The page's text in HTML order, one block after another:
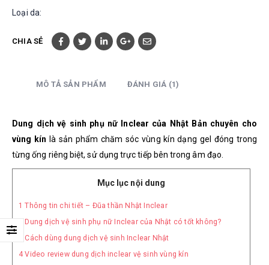
Loại da:
CHIA SẺ
MÔ TẢ SẢN PHẨM ĐÁNH GIÁ (1)
Dung dịch vệ sinh phụ nữ Inclear của Nhật Bản chuyên cho
vùng kínlà sản phẩm chăm sóc vùng kín dạng gel đóng trong
từng ống riêng biệt, sử dụng trực tiếp bên trong âm đạo.
Mục lục nội dung
1 Thông tin chi tiết – Đũa thần Nhật Inclear
Dung dịch vệ sinh phụ nữ Inclear của Nhật có tốt không?
Cách dùng dung dịch vệ sinh Inclear Nhật
4Video review dung dịch inclear vệ sinh vùng kín